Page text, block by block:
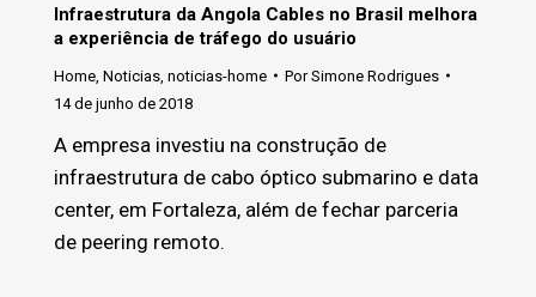
Infraestrutura da Angola Cables no Brasil melhora
a experiência de tráfego do usuário
Home Noticias noticias-home PorSimone Rodrigues
14 de junho de 2018
A empresa investiu na construção de
infraestrutura de cabo óptico submarino e data
center, em Fortaleza, além de fechar parceria
de peering remoto.